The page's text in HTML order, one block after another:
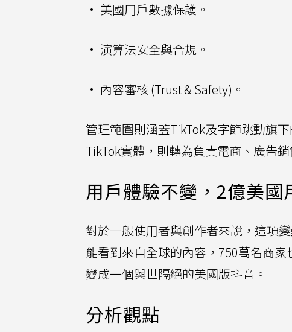
• 美國用戶數據保護。
• 演算法安全與合規。
• 內容審核 (Trust & Safety)。
管理範圍則涵蓋TikTok及字節跳動旗
TikTok實體，則轉為負責電商、廣告
用戶體驗不變，2億美國
對於一般使用者與創作者來說，這項
能看到來自全球的內容，750萬名商
變成一個與世隔絕的美國版抖音。
分析觀點